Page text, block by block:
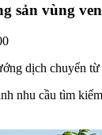
sản vùng ven
dịch chuyển
nhu cầu tìm